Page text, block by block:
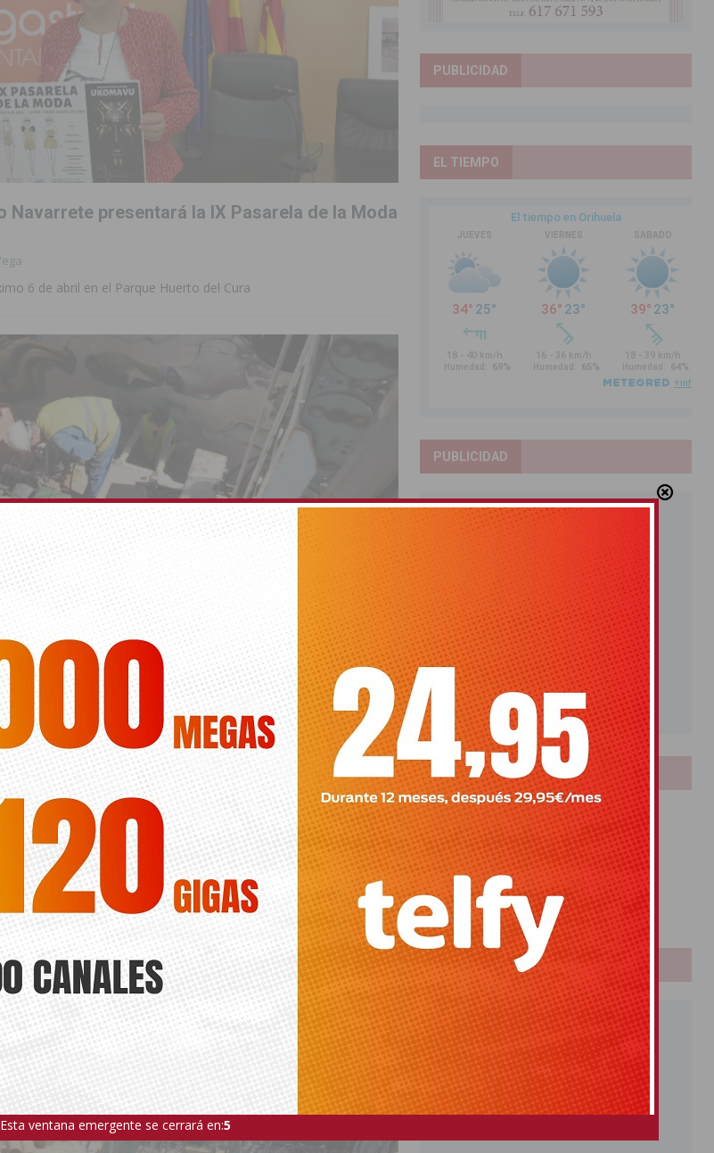
en septiembre el último plazo de matriculación para el
Navarrete presentará la IX Pasarela de la Moda
6 de abril en el Parque Huerto del Cura
nueva pasarela de Correntías
Lidón
para la analizar la construcción de la nueva pasarela de Correntías
seguridad
PUBLICIDAD
EL TIEMPO
PUBLICIDAD
LOTERIAS
Bonoloto
Primitiva
El Gordo
Euromillones
Loteria
Once
PUBLICIDAD
Esta ventana emergente se cerrará en:3